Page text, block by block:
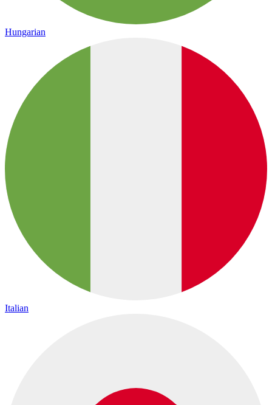
Hungarian
Italian